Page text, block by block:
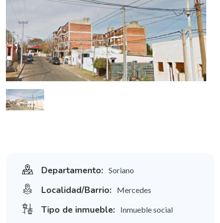
Departamento: Soriano
Localidad/Barrio: Mercedes
Tipo de inmueble: Inmueble social